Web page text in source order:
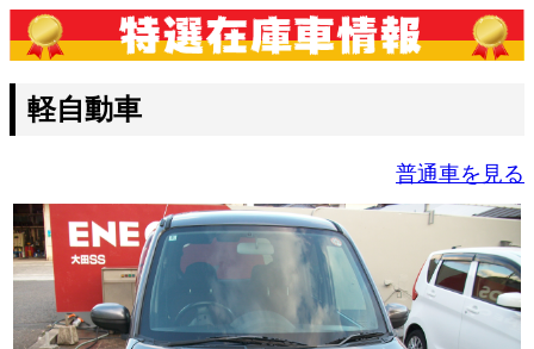
軽自動車
普通車を見る